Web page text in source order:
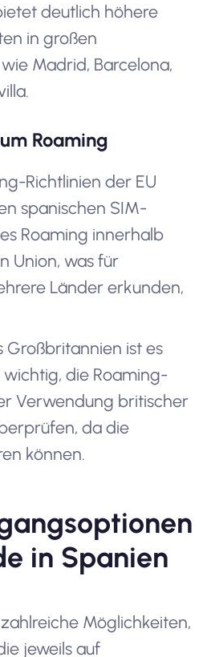
deutlich höhere
in großen
Madrid, Barcelona,
Roaming
Richtlinien der EU
spanischen SIM-
Roaming innerhalb
Union, was für
Länder erkunden,
Großbritannien ist es
die Roaming-
Verwendung britischer
da die
können.
in Spanien
Möglichkeiten,
jeweils auf